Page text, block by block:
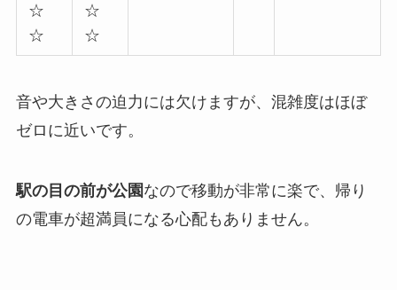
☆
☆
☆
☆
音や大きさの迫力には欠けますが、混雑度はほぼ
ゼロに近いです。
駅の目の前が公園なので移動が非常に楽で、帰り
の電車が超満員になる心配もありません。